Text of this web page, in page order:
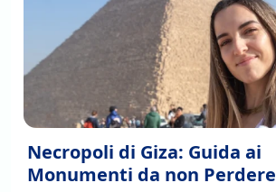
Necropoli di Giza: Guida ai
Monumenti da non Perdere